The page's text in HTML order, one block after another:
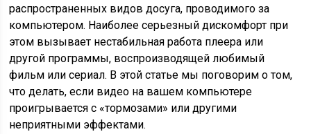
распространенных видов досуга, проводимого за
компьютером. Наиболее серьезный дискомфорт при
этом вызывает нестабильная работа плеера или
другой программы, воспроизводящей любимый
фильм или сериал. В этой статье мы поговорим о том,
что делать, если видео на вашем компьютере
проигрывается с «тормозами» или другими
неприятными эффектами.